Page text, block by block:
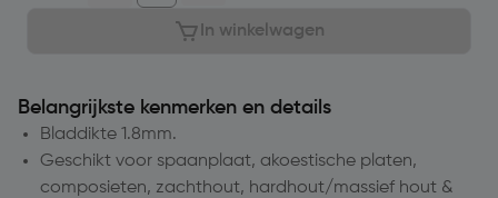
In winkelwagen
Belangrijkste kenmerken en details
Bladdikte 1.8mm.
Geschikt voor spaanplaat, akoestische platen,
composieten, zachthout, hardhout/massief hout &